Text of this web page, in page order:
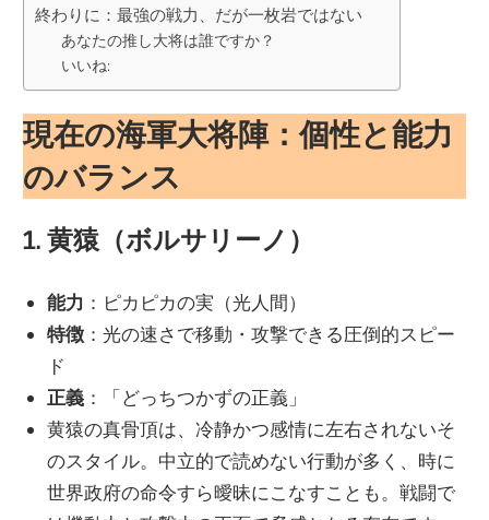
終わりに：最強の戦力、だが一枚岩ではない
あなたの推し大将は誰ですか？
いいね:
現在の海軍大将陣：個性と能力
のバランス
1. 黄猿（ボルサリーノ）
能力 ：ピカピカの実（光人間）
特徴：光の速さで移動・攻撃できる圧倒的スピー
ド
正義：「どっちつかずの正義」
黄猿の真骨頂は、冷静かつ感情に左右されないそ
のスタイル。中立的で読めない行動が多く、時に
世界政府の命令すら曖昧にこなすことも。戦闘で